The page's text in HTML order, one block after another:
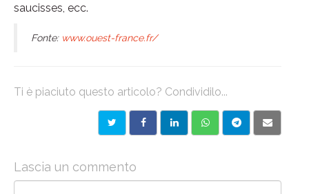
saucisses, ecc.
Fonte: www.ouest-france.fr/
Ti è piaciuto questo articolo? Condividilo...
Lascia un commento